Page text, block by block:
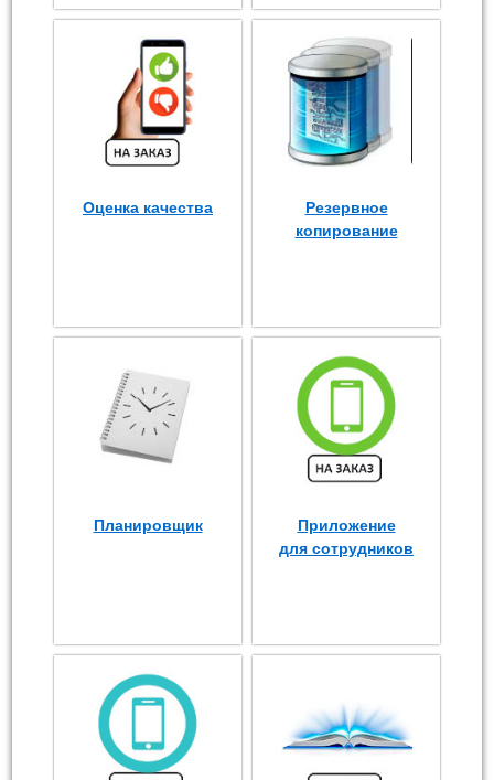
Оценка качества
Резервное
копирование
Планировщик
Приложение
для сотрудников